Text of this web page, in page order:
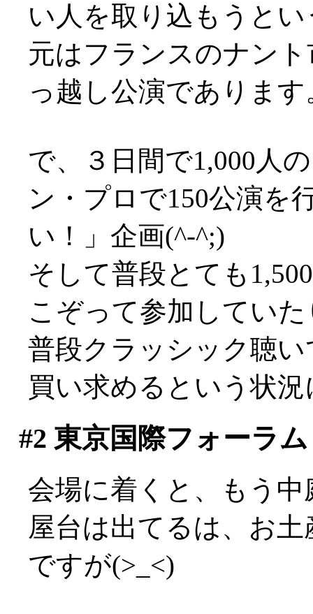
い人を取り込もうと
元はフランスのナン
っ越し公演であります
で、３日間で1,000人
ン・プロで150公演を
い！」企画(^-^;)
そして普段とても
こぞって参加してい
普段クラッシック聴
買い求めるという状
#2 東京国際フォーラム
会場に着くと、もう
屋台は出てるは、お
ですが(>_<)